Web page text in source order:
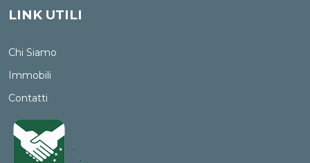
LINK UTILI
Chi Siamo
Immobili
Contatti